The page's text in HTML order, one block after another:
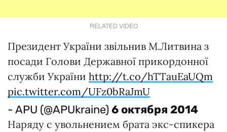
RELATED VIDEO
Президент України звільнив М.Литвина з
посади Голови Державної прикордонної
служби України http://t.co/hTTauEaUQm
pic.twitter.com/UFz0bRaJmU
- APU (@APUkraine)6 октября 2014
Наряду с увольнением брата экс-спикера